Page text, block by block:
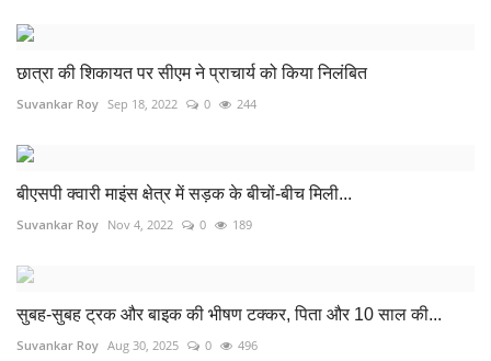
छात्रा की शिकायत पर सीएम ने प्राचार्य को किया निलंबित
Suvankar Roy Sep 18, 2022 0 244
बीएसपी क्वारी माइंस क्षेत्र में सड़क के बीचों-बीच मिली...
Suvankar Roy Nov 4, 2022 0 189
सुबह-सुबह ट्रक और बाइक की भीषण टक्कर, पिता और 10 साल की...
Suvankar Roy Aug 30, 2025 0 496